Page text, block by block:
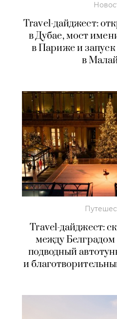
Travel-дайджест:
в Дубае, мост
в Париже и
в
Travel-дайджест:
между
подводный
и